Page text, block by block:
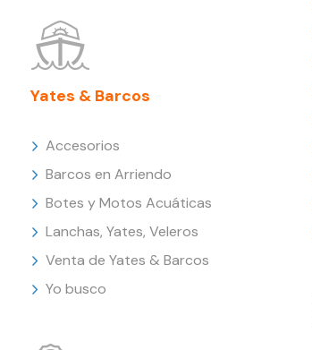
Yates & Barcos
Accesorios
Barcos en Arriendo
Botes y Motos Acuáticas
Lanchas, Yates, Veleros
Venta de Yates & Barcos
Yo busco